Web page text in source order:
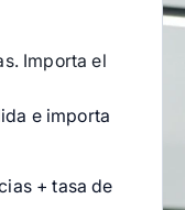
e importa
+ tasa de
Importa el